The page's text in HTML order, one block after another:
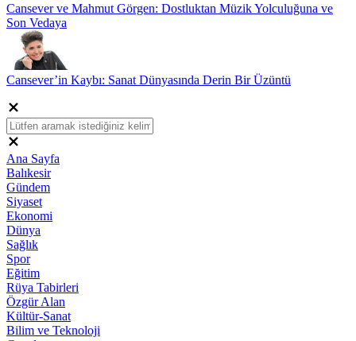
Cansever ve Mahmut Görgen: Dostluktan Müzik Yolculuğuna ve
Son Vedaya
Cansever’in Kaybı: Sanat Dünyasında Derin Bir Üzüntü
Ana Sayfa
Balıkesir
Gündem
Siyaset
Ekonomi
Dünya
Sağlık
Spor
Eğitim
Rüya Tabirleri
Özgür Alan
Kültür-Sanat
Bilim ve Teknoloji